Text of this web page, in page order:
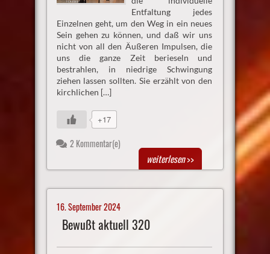
Entfaltung jedes
Einzelnen geht, um den Weg in ein neues
Sein gehen zu können, und daß wir uns
nicht von all den Äußeren Impulsen, die
uns die ganze Zeit berieseln und
bestrahlen, in niedrige Schwingung
ziehen lassen sollten. Sie erzählt von den
kirchlichen […]
+17
2 Kommentar(e)
weiterlesen>>
16. September 2024
Bewußt aktuell 320